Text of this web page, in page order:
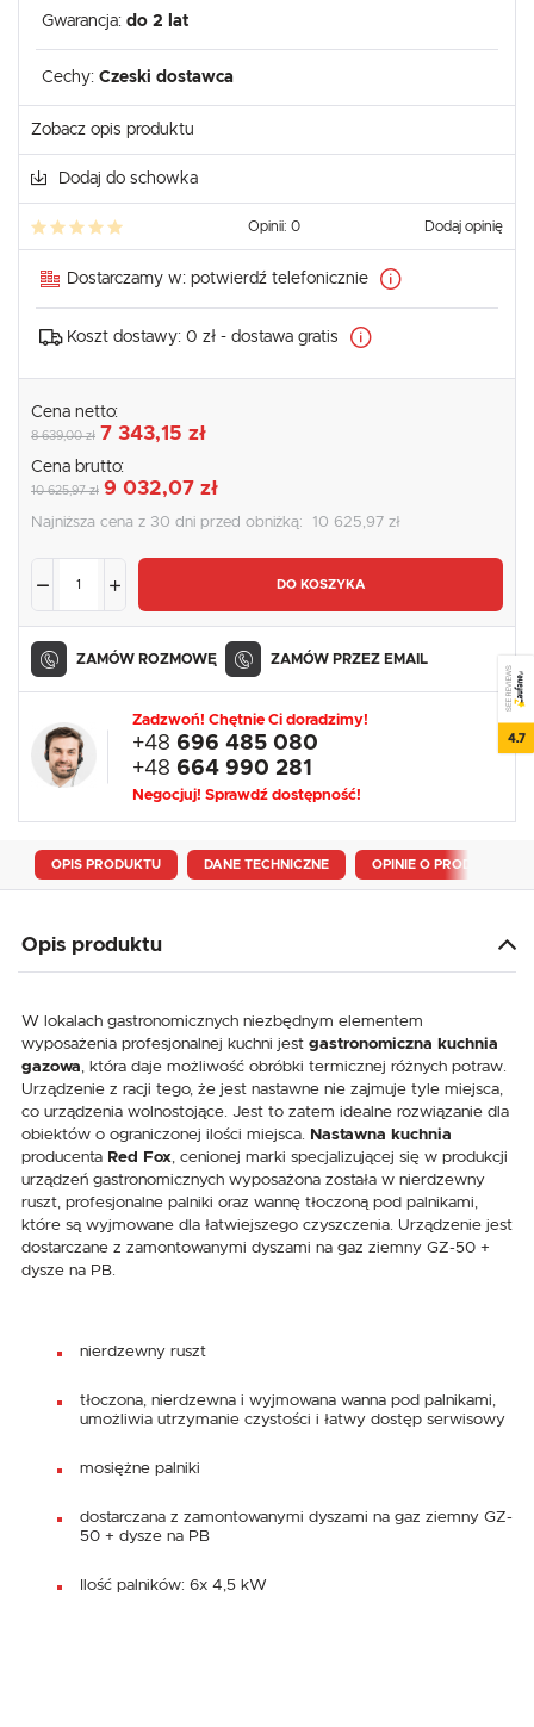
Gwarancja: do 2 lat
Cechy: Czeski dostawca
Zobacz opis produktu
Dodaj do schowka
Opinii: 0 Dodaj opinię
Dostarczamy w: potwierdź telefonicznie
Koszt dostawy: 0 zł - dostawa gratis
Cena netto:
8 639,00 zł 7 343,15 zł
Cena brutto:
10 625,97 zł 9 032,07 zł
Najniższa cena z 30 dni przed obniżką: 10 625,97 zł
DO KOSZYKA
ZAMÓW ROZMOWĘ ZAMÓW PRZEZ EMAIL
Zadzwoń! Chętnie Ci doradzimy!
+48 696 485 080
+48 664 990 281
Negocjuj! Sprawdź dostępność!
OPIS PRODUKTU DANE TECHNICZNE OPINIE O PRODUKCIE
Opis produktu
W lokalach gastronomicznych niezbędnym elementem
wyposażenia profesjonalnej kuchni jest gastronomiczna kuchnia
gazowa , która daje możliwość obróbki termicznej różnych potraw.
Urządzenie z racji tego, że jest nastawne nie zajmuje tyle miejsca,
co urządzenia wolnostojące. Jest to zatem idealne rozwiązanie dla
obiektów o ograniczonej ilości miejsca. Nastawna kuchnia
producenta Red Fox , cenionej marki specjalizującej się w produkcji
urządzeń gastronomicznych wyposażona została w nierdzewny
ruszt, profesjonalne palniki oraz wannę tłoczoną pod palnikami,
które są wyjmowane dla łatwiejszego czyszczenia. Urządzenie jest
dostarczane z zamontowanymi dyszami na gaz ziemny GZ-50 +
dysze na PB.
nierdzewny ruszt
tłoczona, nierdzewna i wyjmowana wanna pod palnikami,
umożliwia utrzymanie czystości i łatwy dostęp serwisowy
mosiężne palniki
dostarczana z zamontowanymi dyszami na gaz ziemny GZ-
50 + dysze na PB
Ilość palników: 6x 4,5 kW
SEE REVIEWS
4.7